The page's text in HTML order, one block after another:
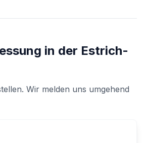
in der Estrich-
Wir melden uns umgehend